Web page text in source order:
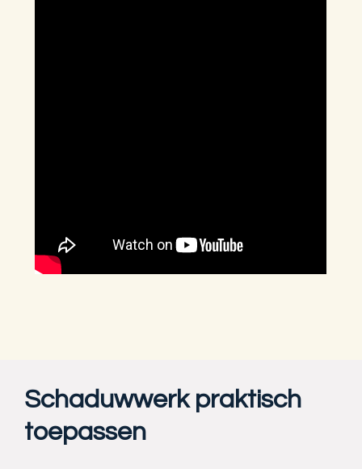
Schaduwwerk praktisch
toepassen